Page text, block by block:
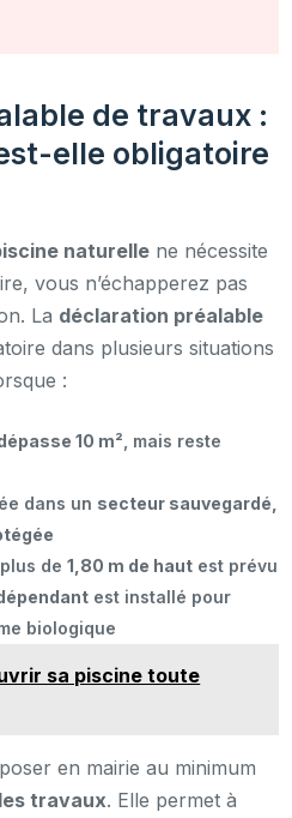
de travaux :
elle obligatoire
naturelle ne nécessite
vous n’échapperez pas
La déclaration préalable
dans plusieurs situations
:
10 m² , mais reste
dans un secteur sauvegardé,
de1,80 m de haut est prévu
est installé pour
biologique
sa piscine toute
en mairie au minimum
travaux. Elle permet à